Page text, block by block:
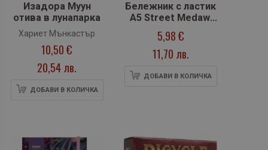
Изадора Муун
отива в лунапарка
Хариет Мънкастър
10,50 €
20,54 лв.
ДОБАВИ В КОЛИЧКА
Бележник с ластик
A5 Street Medaw,
твърда корица, 96
л.
5,98 €
11,70 лв.
ДОБАВИ В КОЛИЧКА